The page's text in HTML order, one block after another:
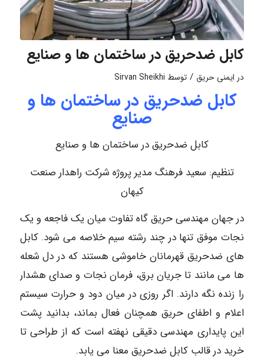
کابل ضدحریق در ساختمان ها و صنایع
در ایمنی حریق / توسط Sirvan Sheikhi
کابل ضدحریق در ساختمان ها و
صنایع
کابل ضدحریق در ساختمان ها و صنایع
تنظیم: سعید فرهنگ مدیر پروژه شرکت راهدار صنعت
کیهان
در جهان مهندسی حریق گاه تفاوت میان یک فاجعه و یک
نجات موفق تنها در چند رشته سیم خلاصه می شود. کابل
های ضدحریق قهرمانان خاموشی هستند که در دل شعله
ها می مانند تا جریان برق، فرمان نجات و صدای هشدار
را زنده نگه دارند. اگر روزی در میان دود و حرارت سیستم
اعلام و اطفای حریق همچنان فعال بماند، بدانید پشت
این پایداری مهندسی دقیقی نهفته است که از طراحی تا
خرید در قالب کابل ضدحریق معنا می یابد.